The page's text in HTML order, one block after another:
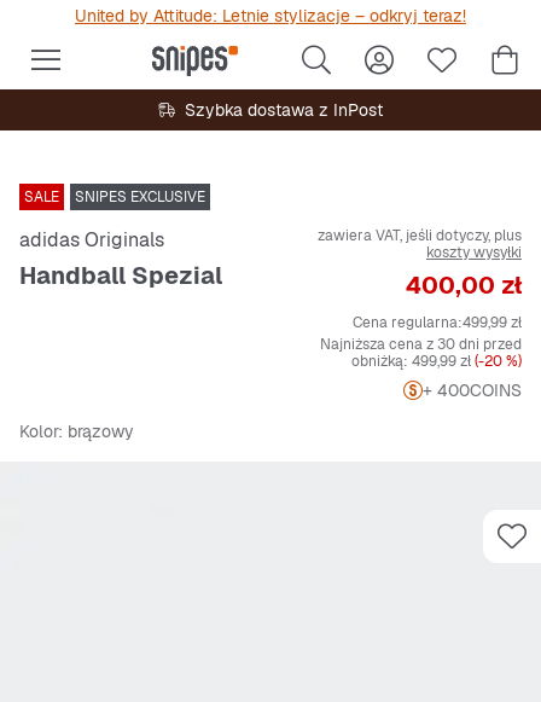
United by Attitude: Letnie stylizacje – odkryj teraz!
Szybka dostawa z InPost
SALE SNIPES EXCLUSIVE
adidas Originals
Handball Spezial
zawiera VAT, jeśli dotyczy, plus
koszty wysyłki
Cena
400,00 zł
Cena regularna:499,99 zł
Najniższa cena z 30 dni przed
obniżką: 499,99 zł(-20 %)
+ 400COINS
Kolor: brązowy